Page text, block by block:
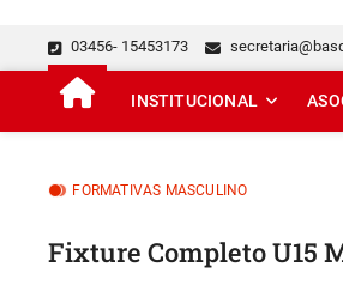
FEDERACIÓN
03456- 15453173
INSTITUCIONAL
FORMATIVAS MASCULINO
Fixture Completo U15